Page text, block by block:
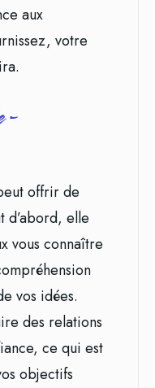
aux
votre
offrir de
d’abord, elle
vous connaître
vos idées.
des relations
ce qui est
objectifs